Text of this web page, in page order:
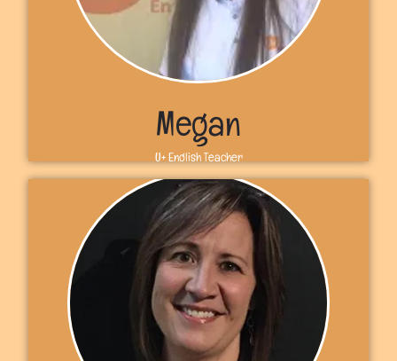
Megan
U+ English Teacher
Sobre mí
¡Hola! Bienvenidos a U+. Soy la profesora Megan y soy de
Toronto, Canadá. En U+, me gustaría hacer que el
aprendizaje sea divertido y sin estrés porque creo que es
la mejor manera de aprender. ¡No puedo esperar a
empezar con ustedes y ver lo que podemos lograr juntos!